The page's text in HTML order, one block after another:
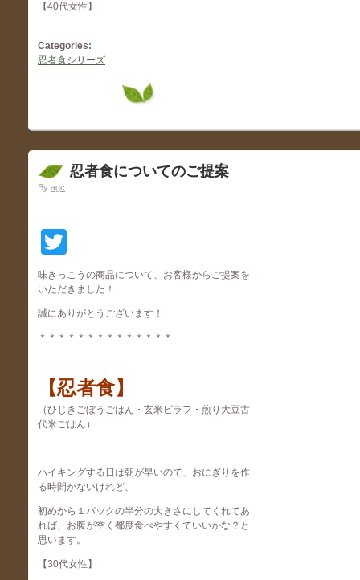
【40代女性】
Categories:
忍者食シリーズ
忍者食についてのご提案
By agc
味きっこうの商品について、お客様からご提案を
いただきました！
誠にありがとうございます！
＊＊＊＊＊＊＊＊＊＊＊＊＊＊
【忍者食】
（ひじきごぼうごはん・玄米ピラフ・煎り大豆古
代米ごはん）
ハイキングする日は朝が早いので、おにぎりを作
る時間がないけれど、
初めから１パックの半分の大きさにしてくれてあ
れば、お腹が空く都度食べやすくていいかな？と
思います。
【30代女性】